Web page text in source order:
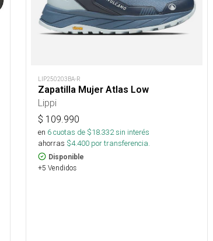
LIP250203BA-R
Zapatilla Mujer Atlas Low
Lippi
$ 109.990
en 6cuotas de $18.332sin interés
ahorras $4.400 por transferencia.
Disponible
+5 Vendidos